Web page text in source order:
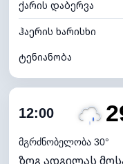
ღრუბლის სიმაღლე
ქარის დაბერვა
ჰაერის ხარისხი
ტენიანობა
ღრუბლიანობა
ნამის წერტილი
ხილვადობა
12:00
მგრძნობელობა 30°
ზოგ ადგილას